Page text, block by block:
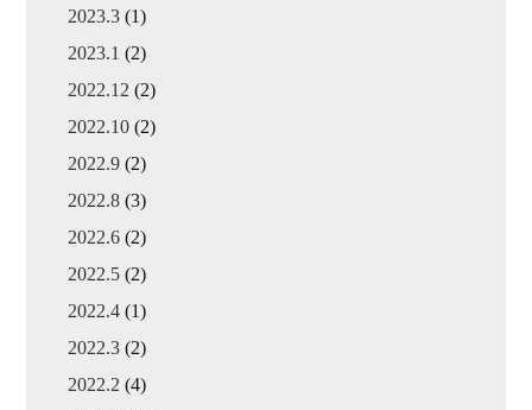
2023.3 (1)
2023.1 (2)
2022.12 (2)
2022.10 (2)
2022.9 (2)
2022.8 (3)
2022.6 (2)
2022.5 (2)
2022.4 (1)
2022.3 (2)
2022.2 (4)